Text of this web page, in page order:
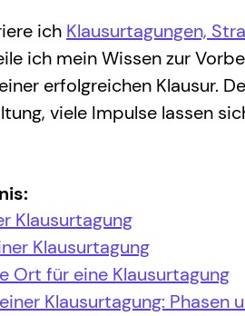
ich Klausurtagungen,
ich mein Wissen zur
erfolgreichen Klausur.
viele Impulse lassen
Klausurtagung
Klausurtagung
Ort für eine Klausurtagung
Klausurtagung: Phasen